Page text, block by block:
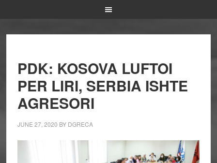
PDK: KOSOVA LUFTOI
PER LIRI, SERBIA ISHTE
AGRESORI
JUNE 27, 2020 BY DGRECA